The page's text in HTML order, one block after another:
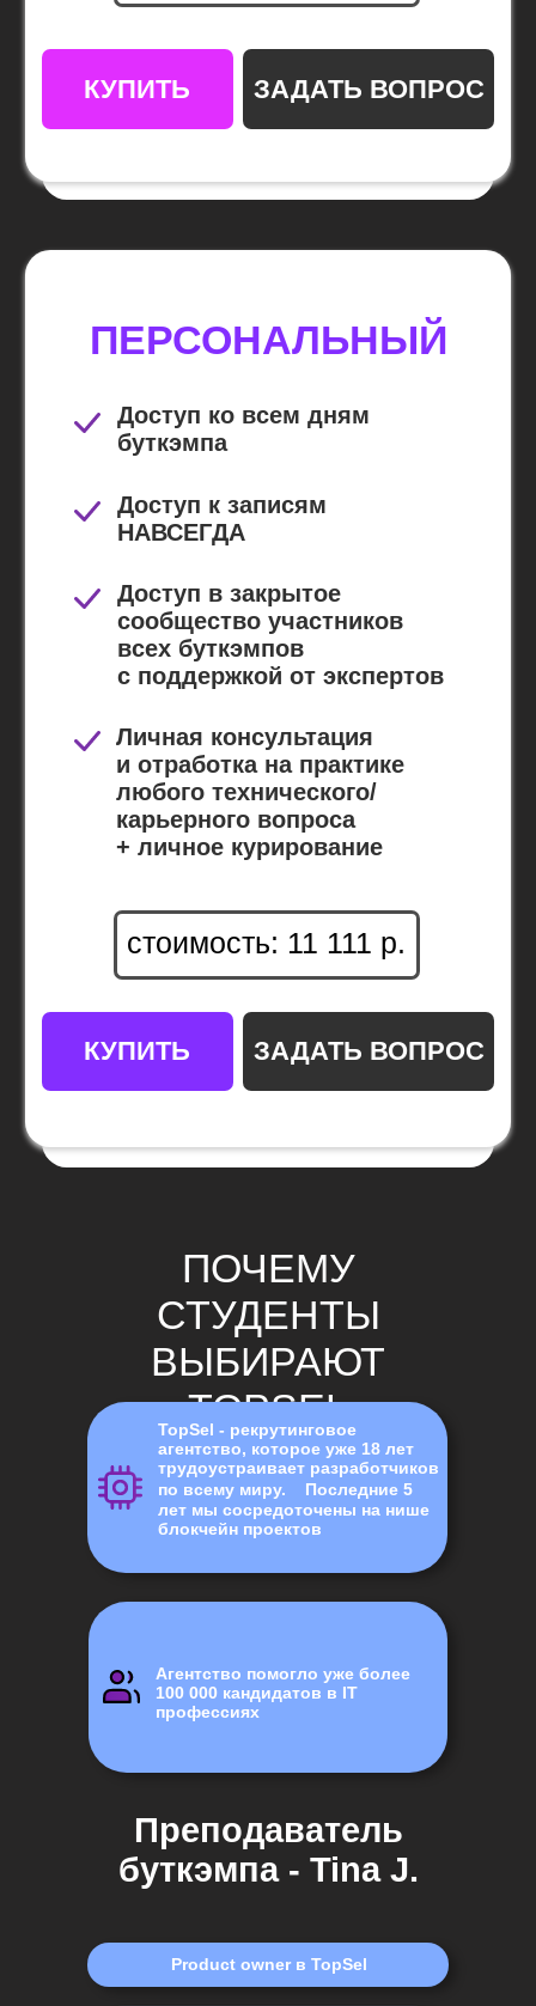
ПОЧЕМУ
СТУДЕНТЫ
ВЫБИРАЮТ
TOPSEL
TopSel - рекрутинговое
агентство, которое уже 18 лет
трудоустраивает разработчиков
по всему миру. Последние 5
лет мы сосредоточены на нише
блокчейн проектов
Агентство помогло уже более
100 000 кандидатов в IT
профессиях
Преподаватель
буткэмпа - Tina J.
Product owner в TopSel